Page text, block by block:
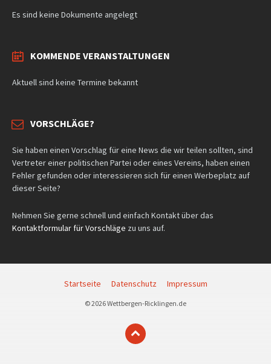
Es sind keine Dokumente angelegt
KOMMENDE VERANSTALTUNGEN
Aktuell sind keine Termine bekannt
VORSCHLÄGE?
Sie haben einen Vorschlag für eine News die wir teilen sollten, sind
Vertreter einer politischen Partei oder eines Vereins, haben einen
Fehler gefunden oder interessieren sich für einen Werbeplatz auf
dieser Seite?
Nehmen Sie gerne schnell und einfach Kontakt über das
Kontaktformular für Vorschläge zu uns auf.
Startseite Datenschutz Impressum
© 2026 Wettbergen-Ricklingen.de